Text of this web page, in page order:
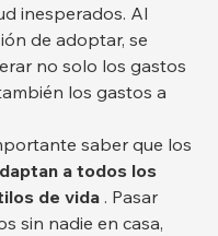
inesperados. Al
de adoptar, se
no solo los gastos
los gastos a
saber que los
a todos los
de vida . Pasar
sin nadie en casa,